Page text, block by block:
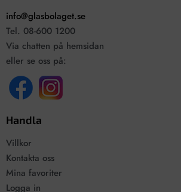
info@glasbolaget.se
Tel. 08-600 1200
Via chatten på hemsidan
eller se oss på:
Handla
Villkor
Kontakta oss
Mina favoriter
Logga in